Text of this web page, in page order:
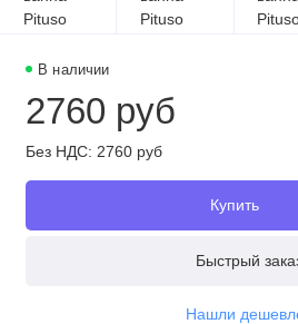
В наличии
2760 руб
Без НДС: 2760 руб
Купить
Быстрый
Нашли